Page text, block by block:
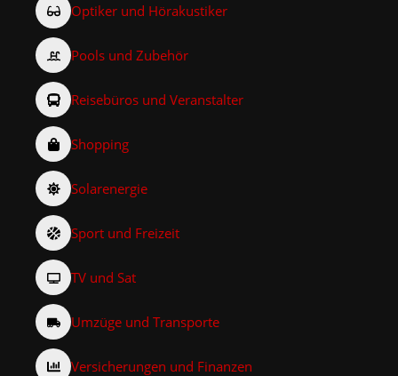
Optiker und Hörakustiker
Pools und Zubehör
Reisebüros und Veranstalter
Shopping
Solarenergie
Sport und Freizeit
TV und Sat
Umzüge und Transporte
Versicherungen und Finanzen